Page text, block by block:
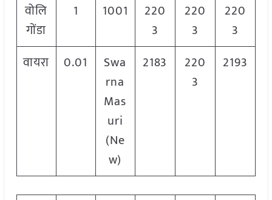
वोलि
गोंडा
1 1001
220
3
220
3
220
3
वायरा
0.01
Swa
rna
Mas
uri
(Ne
w)
2183
220
3
2193